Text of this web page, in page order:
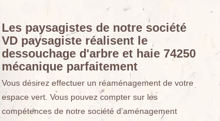
Les paysagistes de notre société
VD paysagiste réalisent le
dessouchage d'arbre et haie 74250
mécanique parfaitement
Vous désirez effectuer un réaménagement de votre
espace vert. Vous pouvez compter sur les
compétences de notre société d’aménagement